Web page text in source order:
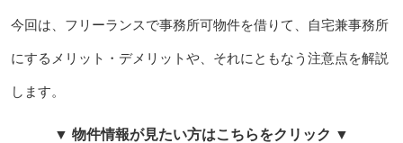
今回は、フリーランスで事務所可物件を借りて、自宅兼事務所
にするメリット・デメリットや、それにともなう注意点を解説
します。
▼ 物件情報が見たい方はこちらをクリック ▼